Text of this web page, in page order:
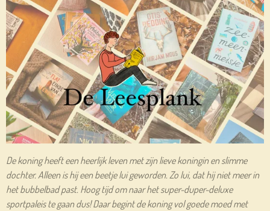
De koning heeft een heerlijk leven met zijn lieve koningin en slimme
dochter. Alleen is hij een beetje lui geworden. Zo lui, dat hij niet meer in
het bubbelbad past. Hoog tijd om naar het super-duper-deluxe
sportpaleis te gaan dus! Daar begint de koning vol goede moed met